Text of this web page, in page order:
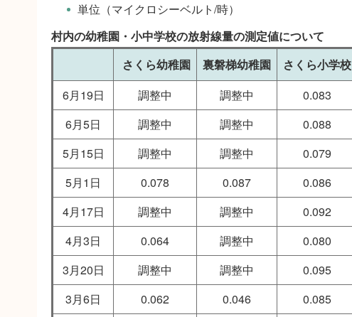
単位（マイクロシーベルト/時）
村内の幼稚園・小中学校の放射線量の測定値について
さくら幼稚園
裏磐梯幼稚園 さくら小学校
6月19日
調整中 調整中 0.083
6月5日
調整中 調整中 0.088
5月15日
調整中 調整中 0.079
5月1日
0.078 0.087 0.086
4月17日
調整中 調整中 0.092
4月3日
0.064 調整中 0.080
3月20日
調整中 調整中 0.095
3月6日
0.062 0.046 0.085